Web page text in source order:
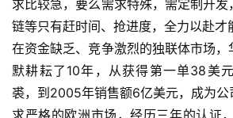
求比较急，要么需求特殊，需定制开
链等只有赶时间、抢进度，全力以赴才
在资金缺乏、竞争激烈的独联体市场
默耕耘了10年，从获得第一单38美
裘，到2005年销售额6亿美元，成为公
求严格的欧洲市场，经历三年的认证